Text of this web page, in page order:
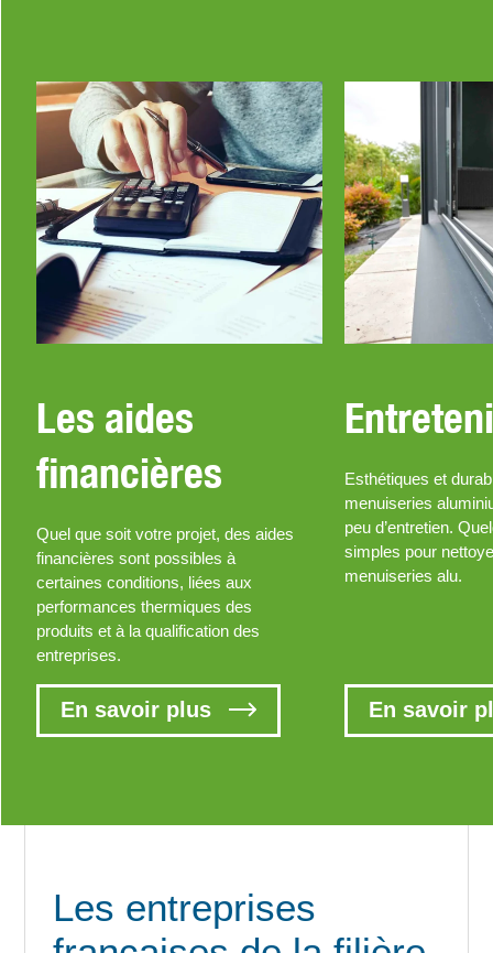
Les aides
financières
Quel que soit votre projet, des aides
financières sont possibles à
certaines conditions, liées aux
performances thermiques des
produits et à la qualification des
entreprises.
En savoir plus
Esthétiques et
menuiseries
peu d’entretien.
simples pour
menuiseries alu.
En savoir
Les entreprises